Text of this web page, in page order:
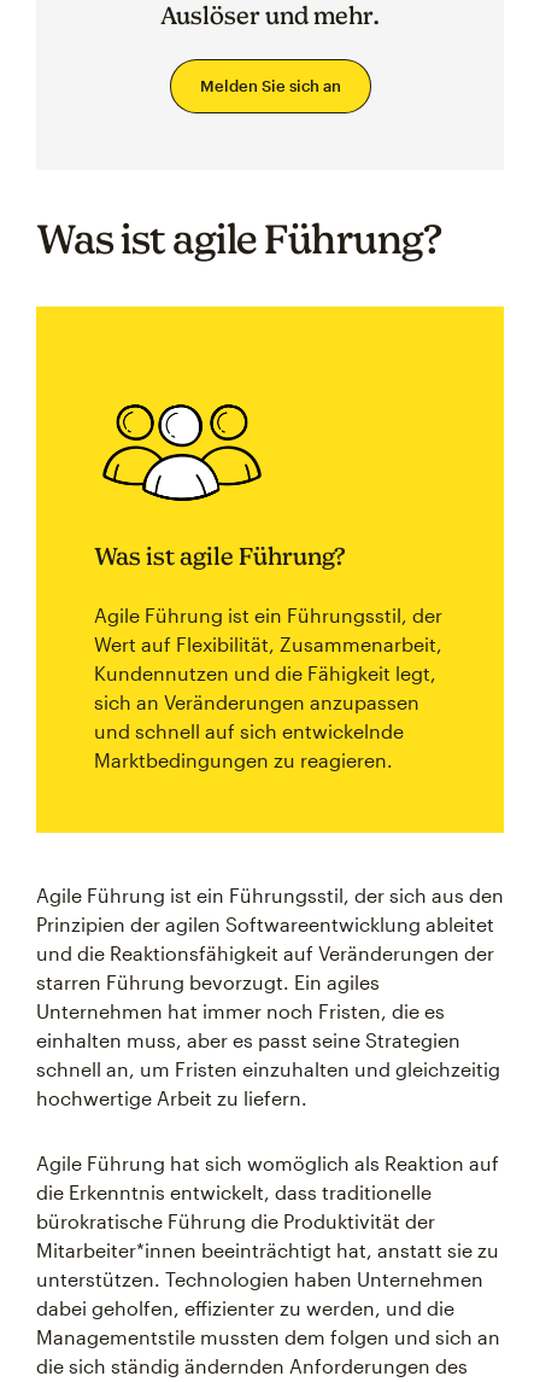
Auslöser und mehr.
Melden Sie sich an
Was ist agile Führung?
Was ist agile Führung?
Agile Führung ist ein Führungsstil, der
Wert auf Flexibilität, Zusammenarbeit,
Kundennutzen und die Fähigkeit legt,
sich an Veränderungen anzupassen
und schnell auf sich entwickelnde
Marktbedingungen zu reagieren.
Agile Führung ist ein Führungsstil, der sich aus den
Prinzipien der agilen Softwareentwicklung ableitet
und die Reaktionsfähigkeit auf Veränderungen der
starren Führung bevorzugt. Ein agiles
Unternehmen hat immer noch Fristen, die es
einhalten muss, aber es passt seine Strategien
schnell an, um Fristen einzuhalten und gleichzeitig
hochwertige Arbeit zu liefern.
Agile Führung hat sich womöglich als Reaktion auf
die Erkenntnis entwickelt, dass traditionelle
bürokratische Führung die Produktivität der
Mitarbeiter*innen beeinträchtigt hat, anstatt sie zu
unterstützen. Technologien haben Unternehmen
dabei geholfen, effizienter zu werden, und die
Managementstile mussten dem folgen und sich an
die sich ständig ändernden Anforderungen des